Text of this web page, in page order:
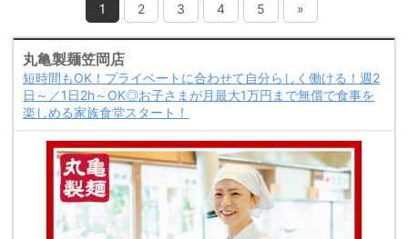
1 2 3 4 5 »
丸亀製麺笠岡店
短時間もOK！プライベートに合わせて自分らしく働ける！週2
日～／1日2h～OK◎お子さまが月最大1万円まで無償で食事を
楽しめる家族食堂スタート！